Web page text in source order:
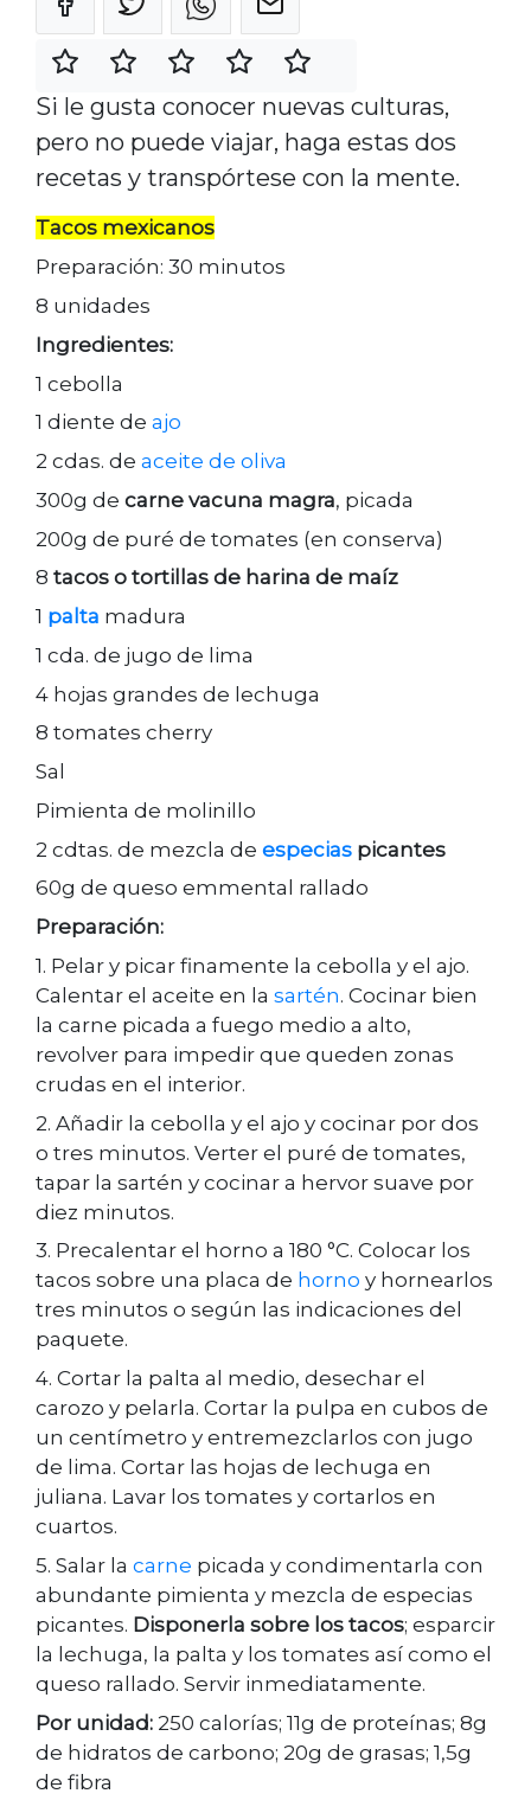
Si le gusta conocer nuevas culturas,
pero no puede viajar, haga estas dos
recetas y transpórtese con la mente.
Tacos mexicanos
Preparación: 30 minutos
8 unidades
Ingredientes:
1 cebolla
1 diente de ajo
2 cdas. de aceite de oliva
300g de carne vacuna magra, picada
200g de puré de tomates (en conserva)
8 tacos o tortillas de harina de maíz
1 palta madura
1 cda. de jugo de lima
4 hojas grandes de lechuga
8 tomates cherry
Sal
Pimienta de molinillo
2 cdtas. de mezcla de especias picantes
60g de queso emmental rallado
Preparación:
1. Pelar y picar finamente la cebolla y el ajo.
Calentar el aceite en la sartén. Cocinar bien
la carne picada a fuego medio a alto,
revolver para impedir que queden zonas
crudas en el interior.
2. Añadir la cebolla y el ajo y cocinar por dos
o tres minutos. Verter el puré de tomates,
tapar la sartén y cocinar a hervor suave por
diez minutos.
3. Precalentar el horno a 180 °C. Colocar los
tacos sobre una placa de horno y hornearlos
tres minutos o según las indicaciones del
paquete.
4. Cortar la palta al medio, desechar el
carozo y pelarla. Cortar la pulpa en cubos de
un centímetro y entremezclarlos con jugo
de lima. Cortar las hojas de lechuga en
juliana. Lavar los tomates y cortarlos en
cuartos.
5. Salar la carne picada y condimentarla con
abundante pimienta y mezcla de especias
picantes. Disponerla sobre los tacos; esparcir
la lechuga, la palta y los tomates así como el
queso rallado. Servir inmediatamente.
Por unidad: 250 calorías; 11g de proteínas; 8g
de hidratos de carbono; 20g de grasas; 1,5g
de fibra